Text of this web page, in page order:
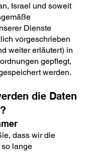
Israel und soweit
Dienste
vorgeschrieben
weiter erläutert) in
gepflegt,
werden.
die Daten
dass wir die
lange